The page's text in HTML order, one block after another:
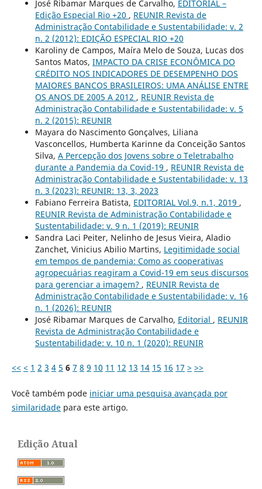
José Ribamar Marques de Carvalho, EDITORIAL –
Edição Especial Rio +20 , REUNIR Revista de
Administração Contabilidade e Sustentabilidade: v. 2
n. 2 (2012): EDIÇÃO ESPECIAL RIO +20
Karoliny de Campos, Maíra Melo de Souza, Lucas dos
Santos Matos, IMPACTO DA CRISE ECONÔMICA DO
CRÉDITO NOS INDICADORES DE DESEMPENHO DOS
MAIORES BANCOS BRASILEIROS: UMA ANÁLISE ENTRE
OS ANOS DE 2005 A 2012 , REUNIR Revista de
Administração Contabilidade e Sustentabilidade: v. 5
n. 2 (2015): REUNIR
Mayara do Nascimento Gonçalves, Liliana
Vasconcellos, Humberta Karinne da Conceição Santos
Silva, A Percepção dos Jovens sobre o Teletrabalho
durante a Pandemia da Covid-19 , REUNIR Revista de
Administração Contabilidade e Sustentabilidade: v. 13
n. 3 (2023): REUNIR: 13, 3, 2023
Fabiano Ferreira Batista, EDITORIAL Vol.9, n.1, 2019 ,
REUNIR Revista de Administração Contabilidade e
Sustentabilidade: v. 9 n. 1 (2019): REUNIR
Sandra Laci Peiter, Nelinho de Jesus Vieira, Aladio
Zanchet, Vinicius Abilio Martins, Legitimidade social
em tempos de pandemia: Como as cooperativas
agropecuárias reagiram a Covid-19 em seus discursos
para gerenciar a imagem? , REUNIR Revista de
Administração Contabilidade e Sustentabilidade: v. 16
n. 1 (2026): REUNIR
José Ribamar Marques de Carvalho, Editorial , REUNIR
Revista de Administração Contabilidade e
Sustentabilidade: v. 10 n. 1 (2020): REUNIR
<< < 1 2 3 4 5 6 7 8 9 10 11 12 13 14 15 16 17 > >>
Você também pode iniciar uma pesquisa avançada por
similaridadepara este artigo.
Edição Atual